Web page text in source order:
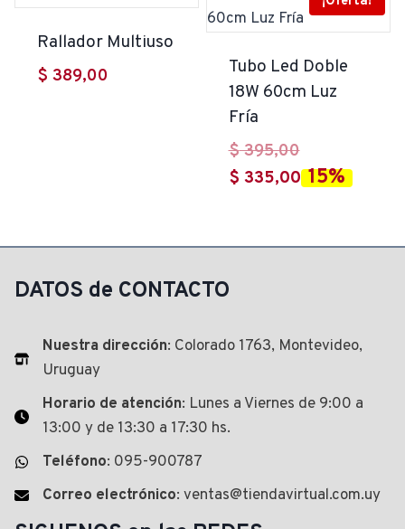
Rallador Multiuso
$ 389,00
Tubo Led Doble
18W 60cm Luz
Fría
$395,00El
precio
$ 335,00El15%
DATOS de CONTACTO
Nuestra dirección: Colorado 1763, Montevideo,
Uruguay
Horario de atención: Lunes a Viernes de 9:00 a
13:00 y de 13:30 a 17:30 hs.
Teléfono: 095-900787
Correo electrónico: ventas@tiendavirtual.com.uy